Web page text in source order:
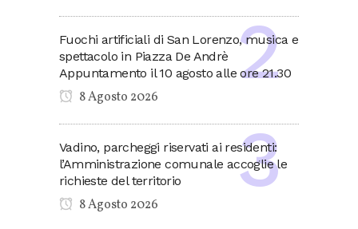
Fuochi artificiali di San Lorenzo, musica e
spettacolo in Piazza De Andrè
Appuntamento il 10 agosto alle ore 21.30
8 Agosto 2026
Vadino, parcheggi riservati ai residenti:
l’Amministrazione comunale accoglie le
richieste del territorio
8 Agosto 2026